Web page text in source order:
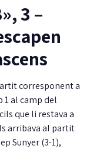
3 –
corresponent a
1 al camp del
que li restava a
arribava al partit
Sunyer (3-1),